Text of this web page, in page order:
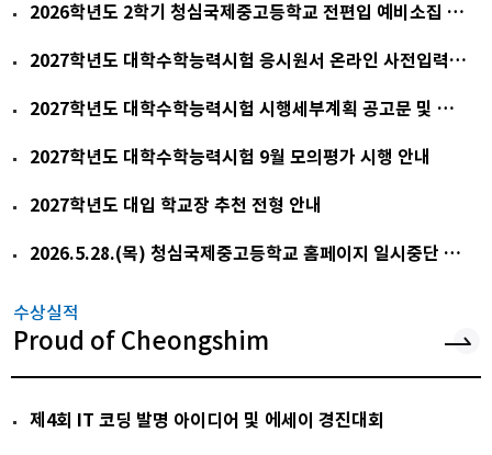
2026학년도 2학기 청심국제중고등학교 전편입 예비소집 안내
2027학년도 대학수학능력시험 응시원서 온라인 사전입력 시스템 안내
2027학년도 대학수학능력시험 시행세부계획 공고문 및 보도자료 알림
2027학년도 대학수학능력시험 9월 모의평가 시행 안내
2027학년도 대입 학교장 추천 전형 안내
2026.5.28.(목) 청심국제중고등학교 홈페이지 일시중단 안내
수상실적
Proud of Cheongshim
제4회 IT 코딩 발명 아이디어 및 에세이 경진대회